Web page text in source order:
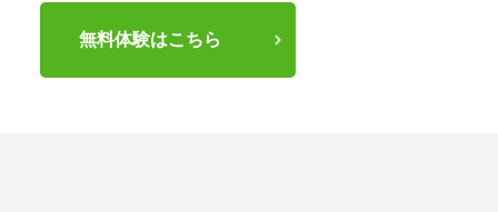
無料体験はこちら